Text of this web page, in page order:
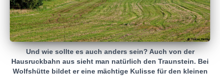
Und wie sollte es auch anders sein? Auch von der
Hausruckbahn aus sieht man natürlich den Traunstein. Bei
Wolfshütte bildet er eine mächtige Kulisse für den kleinen